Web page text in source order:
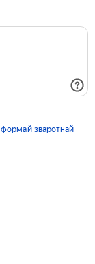
формай зваротнай